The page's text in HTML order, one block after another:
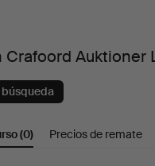
Crafoord Auktioner
(0) Precios de remate